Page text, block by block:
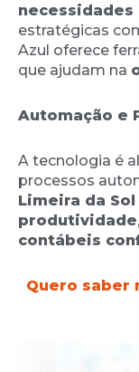
necessidades
estratégicas
Azul oferece
que ajudam na
Automação e
A tecnologia é
processos
Limeira da Sol
produtividade
contábeis
Quero saber